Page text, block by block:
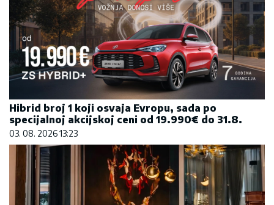
Hibrid broj 1 koji osvaja Evropu, sada po
specijalnoj akcijskoj ceni od 19.990€ do 31.8.
03. 08. 2026 13:23